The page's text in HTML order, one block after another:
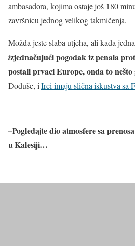
ambasadora, kojima ostaje još 180
završnicu jednog velikog takmičenja.
Možda jeste slaba utjeha, ali kada jedna
izjednačujući pogodak iz penala
postali prvaci Europe, onda to nešto
Doduše, i Irci imaju slična iskustva sa
–Pogledajte dio atmosfere sa
u Kalesiji…